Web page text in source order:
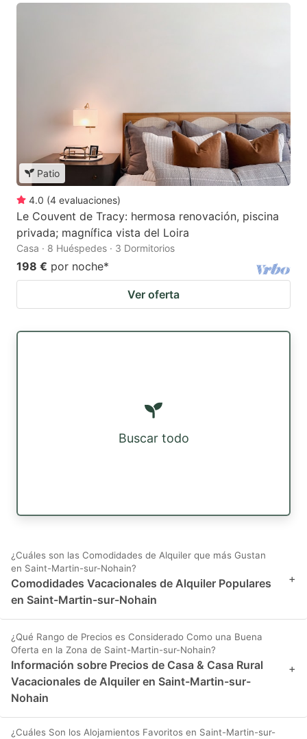
Patio
4.0 (4 evaluaciones)
Le Couvent de Tracy: hermosa renovación, piscina
privada; magnífica vista del Loira
Casa · 8 Huéspedes · 3 Dormitorios
198 € por noche*
Ver oferta
Buscar todo
¿Cuáles son las Comodidades de Alquiler que más Gustan
en Saint-Martin-sur-Nohain?
Comodidades Vacacionales de Alquiler Populares
en Saint-Martin-sur-Nohain
+
¿Qué Rango de Precios es Considerado Como una Buena
Oferta en la Zona de Saint-Martin-sur-Nohain?
Información sobre Precios de Casa & Casa Rural
Vacacionales de Alquiler en Saint-Martin-sur-
Nohain
+
¿Cuáles Son los Alojamientos Favoritos en Saint-Martin-sur-